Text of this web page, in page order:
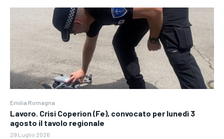
Emilia Romagna
Lavoro. Crisi Coperion (Fe), convocato per lunedì 3
agosto il tavolo regionale
29 Luglio 2026